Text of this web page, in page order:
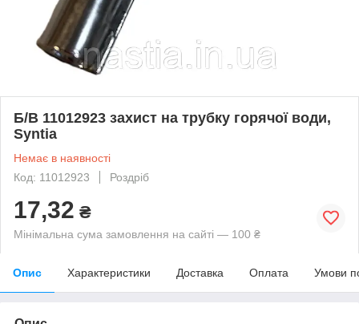
Б/В 11012923 захист на трубку горячої води,
Syntia
Немає в наявності
Код: 11012923
Роздріб
17,32 ₴
Мінімальна сума замовлення на сайті — 100 ₴
Опис Характеристики Доставка Оплата Умови